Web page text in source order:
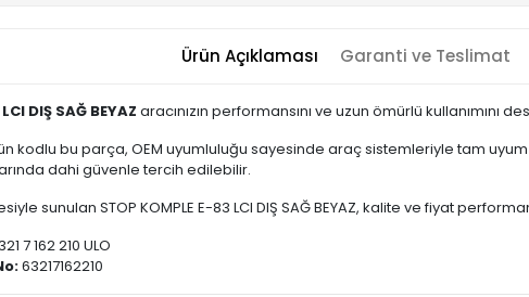
Ürün Açıklaması Garanti ve Teslimat
DIŞ SAĞ BEYAZ aracınızın performansını ve uzun ömürlü
kodlu bu parça, OEM uyumluluğu sayesinde araç sistemleriyle tam
dahi güvenle tercih edilebilir.
sunulan STOP KOMPLE E-83 LCI DIŞ SAĞ BEYAZ, kalite ve fiyat
7 162 210 ULO
63217162210